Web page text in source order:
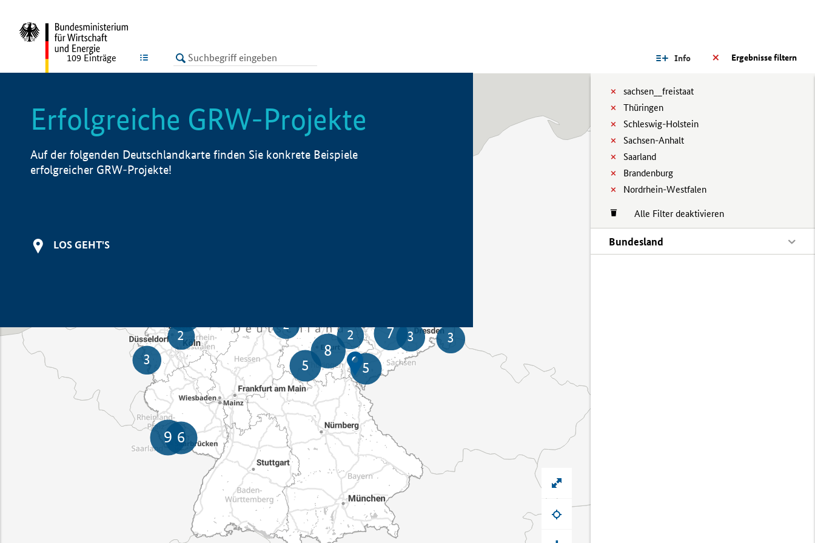
LISTE Ergebnisse filtern
Info
sachsen__freistaat
Thüringen
Schleswig-Holstein
Sachsen-Anhalt
Saarland
Brandenburg
Nordrhein-Westfalen
Alle Filter deaktivieren
Bundesland
109 Einträge
Erfolgreiche GRW-Projekte
Auf der folgenden Deutschlandkarte finden Sie konkrete Beispiele
erfolgreicher GRW-Projekte!
LOS GEHT'S